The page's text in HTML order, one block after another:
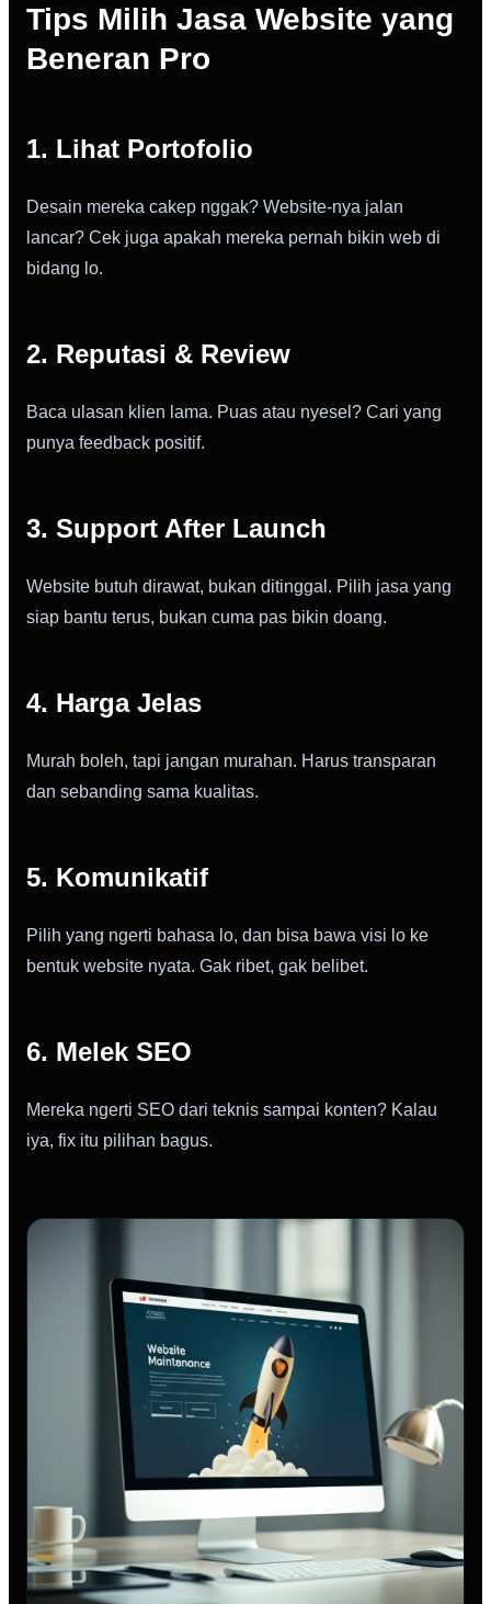
Tips Milih Jasa Website yang
Beneran Pro
1. Lihat Portofolio
Desain mereka cakep nggak? Website-nya jalan
lancar? Cek juga apakah mereka pernah bikin web di
bidang lo.
2. Reputasi & Review
Baca ulasan klien lama. Puas atau nyesel? Cari yang
punya feedback positif.
3. Support After Launch
Website butuh dirawat, bukan ditinggal. Pilih jasa yang
siap bantu terus, bukan cuma pas bikin doang.
4. Harga Jelas
Murah boleh, tapi jangan murahan. Harus transparan
dan sebanding sama kualitas.
5. Komunikatif
Pilih yang ngerti bahasa lo, dan bisa bawa visi lo ke
bentuk website nyata. Gak ribet, gak belibet.
6. Melek SEO
Mereka ngerti SEO dari teknis sampai konten? Kalau
iya, fix itu pilihan bagus.